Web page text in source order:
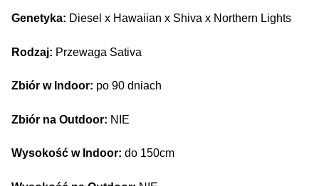
Genetyka: Diesel x Hawaiian x Shiva x Northern Lights
Rodzaj: Przewaga Sativa
Zbiór w Indoor: po 90 dniach
Zbiór na Outdoor: NIE
Wysokość w Indoor: do 150cm